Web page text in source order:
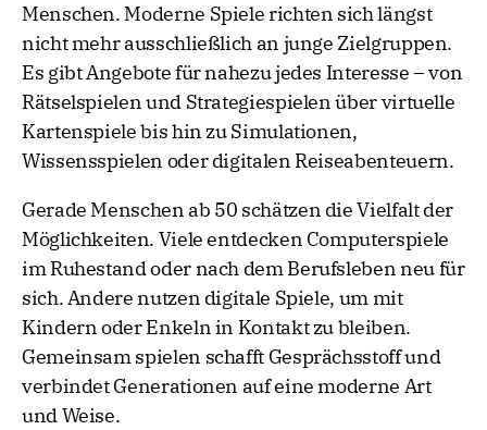
Menschen. Moderne Spiele richten sich längst
nicht mehr ausschließlich an junge Zielgruppen.
Es gibt Angebote für nahezu jedes Interesse – von
Rätselspielen und Strategiespielen über virtuelle
Kartenspiele bis hin zu Simulationen,
Wissensspielen oder digitalen Reiseabenteuern.
Gerade Menschen ab 50 schätzen die Vielfalt der
Möglichkeiten. Viele entdecken Computerspiele
im Ruhestand oder nach dem Berufsleben neu für
sich. Andere nutzen digitale Spiele, um mit
Kindern oder Enkeln in Kontakt zu bleiben.
Gemeinsam spielen schafft Gesprächsstoff und
verbindet Generationen auf eine moderne Art
und Weise.